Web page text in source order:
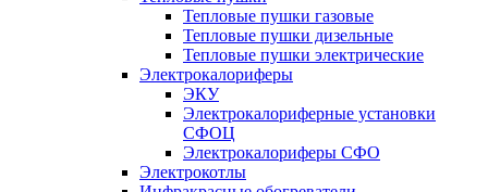
Тепловые пушки газовые
Тепловые пушки дизельные
Тепловые пушки электрические
Электрокалориферы
ЭКУ
Электрокалориферные установки
СФОЦ
Электрокалориферы СФО
Электрокотлы